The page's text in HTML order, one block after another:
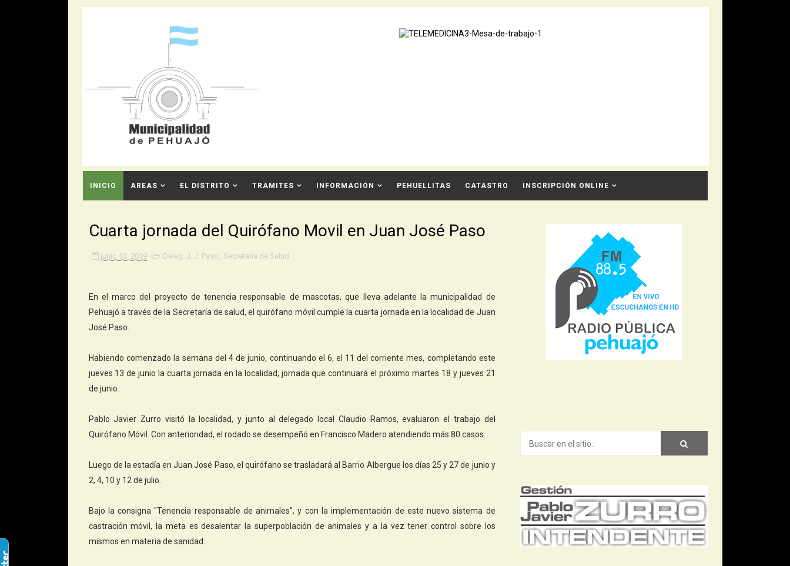
INICIO AREAS EL DISTRITO TRAMITES INFORMACIÓN PEHUELLITAS CATASTRO INSCRIPCIÓN ONLINE
Cuarta jornada del Quirófano Movil en Juan José Paso
junio 13, 2019 Deleg. J. J. Paso, Secretaría de Salud
En el marco del proyecto de tenencia responsable de mascotas, que lleva adelante la municipalidad de
Pehuajó a través de la Secretaría de salud, el quirófano móvil cumple la cuarta jornada en la localidad de Juan
José Paso.
Habiendo comenzado la semana del 4 de junio, continuando el 6, el 11 del corriente mes, completando este
jueves 13 de junio la cuarta jornada en la localidad, jornada que continuará el próximo martes 18 y jueves 21
de junio.
Pablo Javier Zurro visitó la localidad, y junto al delegado local Claudio Ramos, evaluaron el trabajo del
Quirófano Móvil. Con anterioridad, el rodado se desempeñó en Francisco Madero atendiendo más 80 casos.
Luego de la estadía en Juan José Paso, el quirófano se trasladará al Barrio Albergue los días 25 y 27 de junio y
2, 4, 10 y 12 de julio.
Bajo la consigna "Tenencia responsable de animales", y con la implementación de este nuevo sistema de
castración móvil, la meta es desalentar la superpoblación de animales y a la vez tener control sobre los
mismos en materia de sanidad.